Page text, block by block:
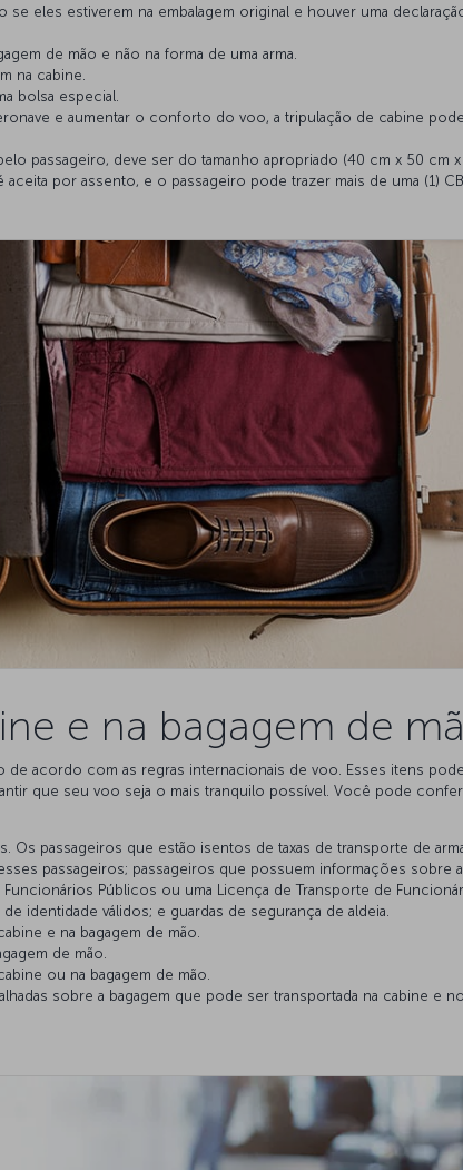
eles estiverem na embalagem original e houver uma
de mão e não na forma de uma arma.
na cabine.
bolsa especial.
e aumentar o conforto do voo, a tripulação de cabine
passageiro, deve ser do tamanho apropriado (40 cm x 50 cm
por assento, e o passageiro pode trazer mais de uma (1)
e na bagagem de
de acordo com as regras internacionais de voo. Esses itens
que seu voo seja o mais tranquilo possível. Você pode
passageiros que estão isentos de taxas de transporte de
passageiros; passageiros que possuem informações sobre
Públicos ou uma Licença de Transporte de
identidade válidos; e guardas de segurança de aldeia.
e na bagagem de mão.
de mão.
ou na bagagem de mão.
sobre a bagagem que pode ser transportada na cabine e no